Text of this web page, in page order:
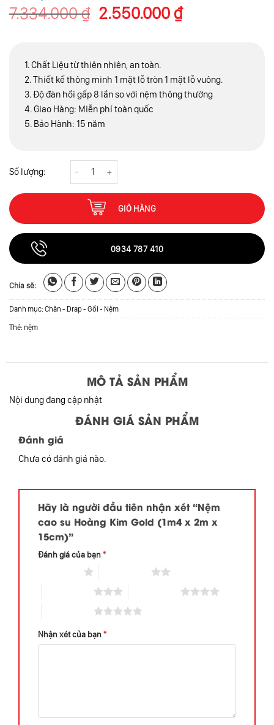
7.334.000₫ Giá
7.334.000 ₫.
2.550.000 ₫Giá
2.550.000 ₫.
1. Chất Liệu từ thiên nhiên, an toàn.
2. Thiết kế thông minh 1 mặt lỗ tròn 1 mặt lỗ vuông.
3. Độ đàn hồi gấp 8 lần so với nệm thông thường
4. Giao Hàng: Miễn phí toàn quốc
5. Bảo Hành: 15 năm
Nệm cao su Hoàng Kim Gold (1m4 x 2m x 15cm) số lượng
GIỎ HÀNG
0934 787 410
Chia sẽ:
Danh mục: Chăn - Drap - Gối - Nệm
Thẻ: nệm
MÔ TẢ SẢN PHẨM
Nội dung đang cập nhật
ĐÁNH GIÁ SẢN PHẨM
Đánh giá
Chưa có đánh giá nào.
Hãy là người đầu tiên nhận xét “Nệm
cao su Hoàng Kim Gold (1m4 x 2m x
15cm)”
Đánh giá của bạn*
Nhận xét của bạn*